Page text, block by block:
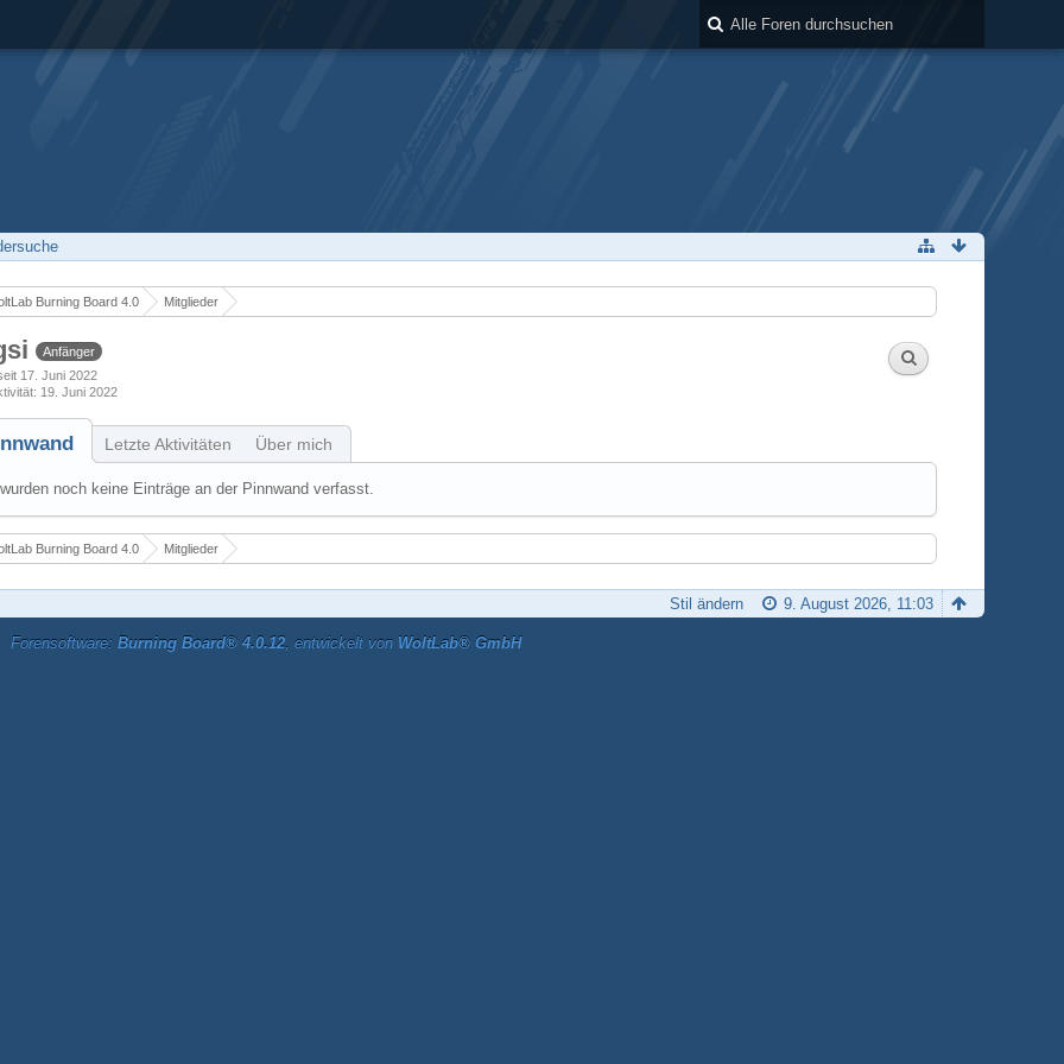
Burning Board 4.0 Mitglieder
Anfänger
17. Juni 2022
19. Juni 2022
Letzte Aktivitäten Über mich
noch keine Einträge an der Pinnwand verfasst.
Burning Board 4.0 Mitglieder
9. August 2026, 11:03
Stil ändern
Forensoftware: Burning Board® 4.0.12, entwickelt von WoltLab® GmbH